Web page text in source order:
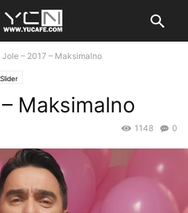
Jole – 2017 – Maksimalno
Slider
Maksimalno
0
1148